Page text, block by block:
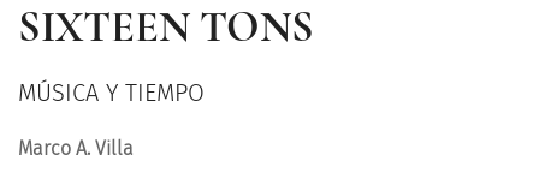
SIXTEEN TONS
MÚSICA Y TIEMPO
Marco A. Villa